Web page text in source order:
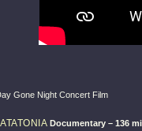
Gone Night Concert Film
Documentary – 136